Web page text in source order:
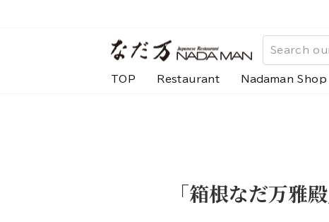
TOP Restaurant Nadaman Shop
「箱根なだ万雅